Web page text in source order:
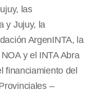
las
y Jujuy, la
ArgenINTA, la
y el INTA Abra
financiamiento del
–